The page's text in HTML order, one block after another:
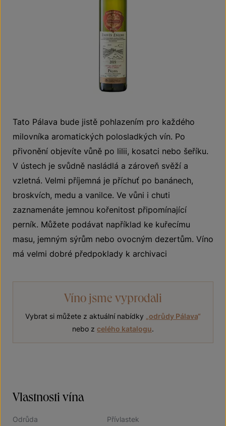
Tato Pálava bude jistě pohlazením pro každého
milovníka aromatických polosladkých vín. Po
přivonění objevíte vůně po lilii, kosatci nebo šeříku.
V ústech je svůdně nasládlá a zároveň svěží a
vzletná. Velmi příjemná je příchuť po banánech,
broskvích, medu a vanilce. Ve vůni i chuti
zaznamenáte jemnou kořenitost připomínající
perník. Můžete podávat například ke kuřecímu
masu, jemným sýrům nebo ovocným dezertům. Víno
má velmi dobré předpoklady k archivaci
Víno jsme vyprodali
Vybrat si můžete z aktuální nabídky odrůdy Pálava“
nebo z celého katalogu.
Vlastnosti vína
Odrůda
Přívlastek